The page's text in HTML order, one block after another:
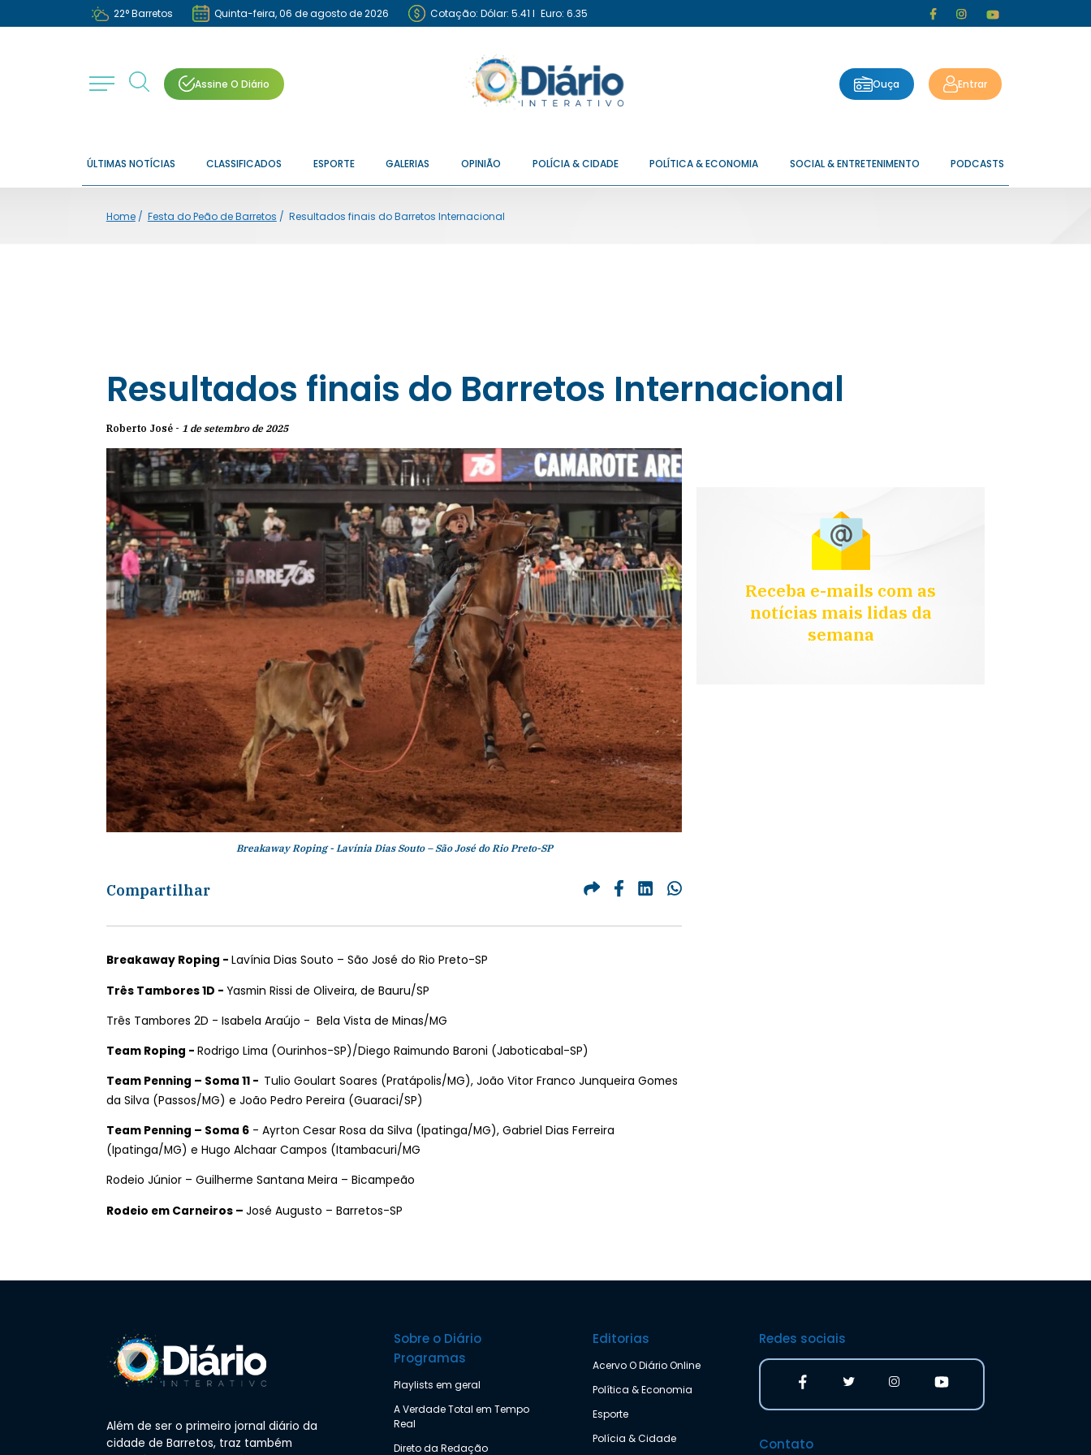
22°Barretos Quinta-feira, 06 de agosto de 2026 Cotação: Dólar: 5.41 I Euro: 6.35
Assine O Diário Ouça Entrar
ÚLTIMAS NOTÍCIAS CLASSIFICADOS ESPORTE GALERIAS OPINIÃO POLÍCIA & CIDADE POLÍTICA & ECONOMIA SOCIAL & ENTRETENIMENTO PODCASTS
Home/ Festa do Peão de Barretos / Resultados finais do Barretos Internacional
Resultados finais do Barretos Internacional
Roberto José - 1 de setembro de 2025
Breakaway Roping - Lavínia Dias Souto – São José do Rio Preto-SP
Compartilhar
Breakaway Roping - Lavínia Dias Souto – São José do Rio Preto-SP
Três Tambores 1D - Yasmin Rissi de Oliveira, de Bauru/SP
Três Tambores 2D - Isabela Araújo - Bela Vista de Minas/MG
Team Roping - Rodrigo Lima (Ourinhos-SP)/Diego Raimundo Baroni (Jaboticabal-SP)
Team Penning – Soma 11 - Tulio Goulart Soares (Pratápolis/MG), João Vitor Franco Junqueira Gomes
da Silva (Passos/MG) e João Pedro Pereira (Guaraci/SP)
Team Penning – Soma 6- Ayrton Cesar Rosa da Silva (Ipatinga/MG), Gabriel Dias Ferreira
(Ipatinga/MG) e Hugo Alchaar Campos (Itambacuri/MG
Rodeio Júnior – Guilherme Santana Meira – Bicampeão
Rodeio em Carneiros – José Augusto – Barretos-SP
Receba e-mails com as
notícias mais lidas da
semana
Além de ser o primeiro jornal diário da
cidade de Barretos, traz também
Sobre o Diário
Programas
Playlists em geral
A Verdade Total em Tempo
Real
Direto da Redação
Editorias
Acervo O Diário Online
Política & Economia
Esporte
Polícia & Cidade
Redes sociais
Contato